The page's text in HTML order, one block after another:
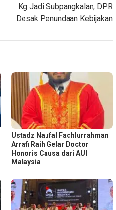
Kg Jadi Subpangkalan, DPR
Desak Penundaan Kebijakan
Ustadz Naufal Fadhlurrahman
Arrafi Raih Gelar Doctor
Honoris Causa dari AUI
Malaysia